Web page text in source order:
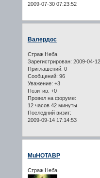
2009-07-30 07:23:52
Валердос
Страж Неба
Зарегистрирован: 2009-04-12
Приглашений: 0
Сообщений: 96
Уважение: +3
Позитив: +0
Провел на форуме:
12 часов 42 минуты
Последний визит:
2009-09-14 17:14:53
MuHOTABP
Страж Неба